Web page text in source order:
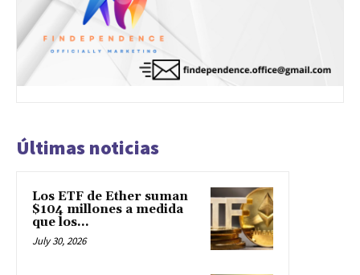
Últimas noticias
Los ETF de Ether suman
$104 millones a medida
que los...
July 30, 2026